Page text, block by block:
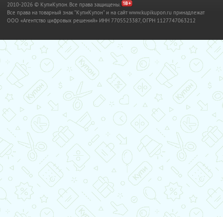
2010-2026 © КупиКупон. Все права защищены.
Все права на товарный знак "КупиКупон" и на сайт www.kupikupon.ru принадлежат
OOO «Агентство цифровых решений» ИНН 7705523387, ОГРН 1127747063212